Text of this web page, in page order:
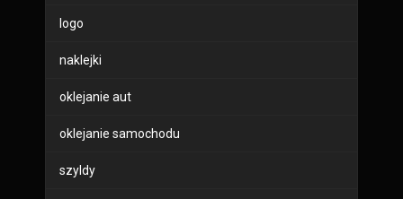
logo
naklejki
oklejanie aut
oklejanie samochodu
szyldy